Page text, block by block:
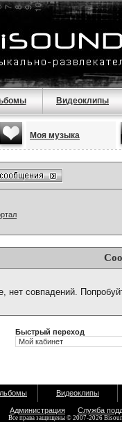
Видеоклипы
Моя музыка
нет совпадений.
Быстрый переход
Видеоклипы
Администрация Служба
Все права защищены © 2007-2026